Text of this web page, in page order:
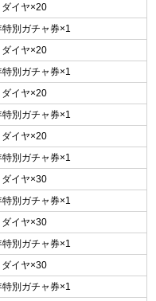
ダイヤ×20
別ガチャ券×1
ダイヤ×20
別ガチャ券×1
ダイヤ×20
別ガチャ券×1
ダイヤ×20
別ガチャ券×1
ダイヤ×30
別ガチャ券×1
ダイヤ×30
別ガチャ券×1
ダイヤ×30
別ガチャ券×1